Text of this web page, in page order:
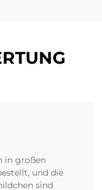
in großen
und die
sind